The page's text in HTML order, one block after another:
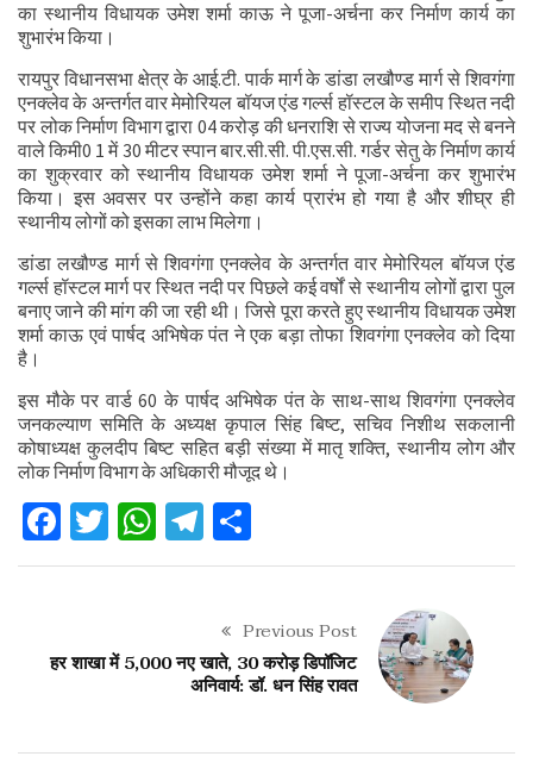
का स्थानीय विधायक उमेश शर्मा काऊ ने पूजा-अर्चना कर निर्माण कार्य का
शुभारंभ किया।
रायपुर विधानसभा क्षेत्र के आई.टी. पार्क मार्ग के डांडा लखौण्ड मार्ग से शिवगंगा
एनक्लेव के अन्तर्गत वार मेमोरियल बॉयज एंड गर्ल्स हॉस्टल के समीप स्थित नदी
पर लोक निर्माण विभाग द्वारा 04 करोड़ की धनराशि से राज्य योजना मद से बनने
वाले किमी0 1 में 30 मीटर स्पान बार.सी.सी. पी.एस.सी. गर्डर सेतु के निर्माण कार्य
का शुक्रवार को स्थानीय विधायक उमेश शर्मा ने पूजा-अर्चना कर शुभारंभ
किया। इस अवसर पर उन्होंने कहा कार्य प्रारंभ हो गया है और शीघ्र ही
स्थानीय लोगों को इसका लाभ मिलेगा।
डांडा लखौण्ड मार्ग से शिवगंगा एनक्लेव के अन्तर्गत वार मेमोरियल बॉयज एंड
गर्ल्स हॉस्टल मार्ग पर स्थित नदी पर पिछले कई वर्षों से स्थानीय लोगों द्वारा पुल
बनाए जाने की मांग की जा रही थी। जिसे पूरा करते हुए स्थानीय विधायक उमेश
शर्मा काऊ एवं पार्षद अभिषेक पंत ने एक बड़ा तोफा शिवगंगा एनक्लेव को दिया
है।
इस मौके पर वार्ड 60 के पार्षद अभिषेक पंत के साथ-साथ शिवगंगा एनक्लेव
जनकल्याण समिति के अध्यक्ष कृपाल सिंह बिष्ट, सचिव निशीथ सकलानी
कोषाध्यक्ष कुलदीप बिष्ट सहित बड़ी संख्या में मातृ शक्ति, स्थानीय लोग और
लोक निर्माण विभाग के अधिकारी मौजूद थे।
Facebook
Twitter
WhatsApp
Telegram
Previous Post
हर शाखा में 5,000 नए खाते, 30 करोड़ डिपॉजिट
अनिवार्य: डॉ. धन सिंह रावत